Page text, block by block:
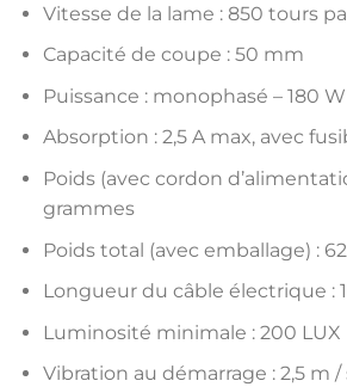
Vitesse de la lame : 850 tours
Capacité de coupe : 50 mm
Puissance : monophasé – 180 W
Absorption : 2,5 A max, avec
Poids (avec cordon
grammes
Poids total (avec emballage) :
Longueur du câble électrique :
Luminosité minimale : 200 LUX
Vibration au démarrage : 2,5 m /